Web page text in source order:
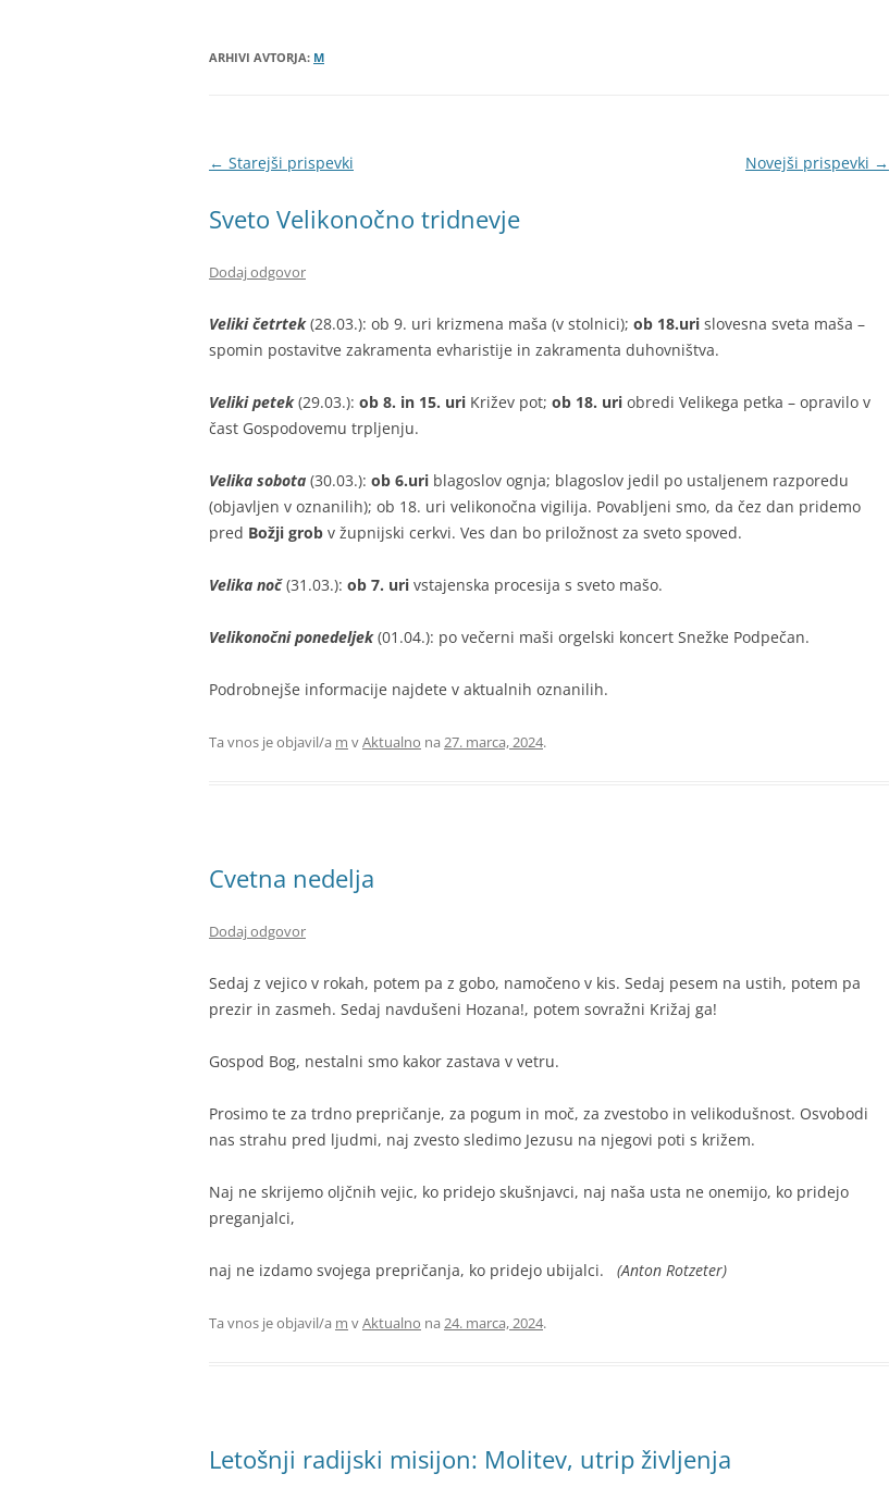
MINISTRANTI
ŽUPNIJSKI GOSPODARSKI SVET
FRANČIŠKOVI OTROCI
ARHIVI AVTORJA: M
Krmarjenje
prispevkih
← Starejši prispevki Novejši prispevki →
Sveto Velikonočno tridnevje
Dodaj odgovor
Veliki četrtek(28.03.): ob 9. uri krizmena maša (v stolnici); ob 18.uri slovesna sveta maša –
spomin postavitve zakramenta evharistije in zakramenta duhovništva.
Veliki petek(29.03.): ob 8. in 15. uri Križev pot; ob 18. uri obredi Velikega petka – opravilo v
čast Gospodovemu trpljenju.
Velika sobota (30.03.): ob 6.uri blagoslov ognja; blagoslov jedil po ustaljenem razporedu
(objavljen v oznanilih); ob 18. uri velikonočna vigilija. Povabljeni smo, da čez dan pridemo
pred Božji grob v župnijski cerkvi. Ves dan bo priložnost za sveto spoved.
Velika noč (31.03.): ob 7. uri vstajenska procesija s sveto mašo.
Velikonočni ponedeljek(01.04.): po večerni maši orgelski koncert Snežke Podpečan.
Podrobnejše informacije najdete v aktualnih oznanilih.
Ta vnos je objavil/a m vAktualno na 27. marca, 2024.
Cvetna nedelja
Dodaj odgovor
Sedaj z vejico v rokah, potem pa z gobo, namočeno v kis. Sedaj pesem na ustih, potem pa
prezir in zasmeh. Sedaj navdušeni Hozana!, potem sovražni Križaj ga!
Gospod Bog, nestalni smo kakor zastava v vetru.
Prosimo te za trdno prepričanje, za pogum in moč, za zvestobo in velikodušnost. Osvobodi
nas strahu pred ljudmi, naj zvesto sledimo Jezusu na njegovi poti s križem.
Naj ne skrijemo oljčnih vejic, ko pridejo skušnjavci, naj naša usta ne onemijo, ko pridejo
preganjalci,
naj ne izdamo svojega prepričanja, ko pridejo ubijalci. (Anton Rotzeter)
Ta vnos je objavil/a m vAktualno na 24. marca, 2024.
Letošnji radijski misijon: Molitev, utrip življenja